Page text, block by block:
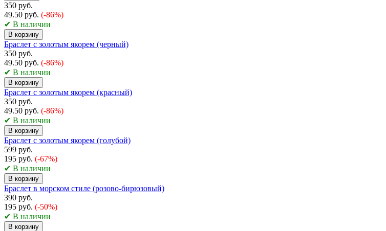
350 руб.
49.50 руб. (-86%)
✔ В наличии
В корзину
Браслет с золотым якорем (черный)
350 руб.
49.50 руб. (-86%)
✔ В наличии
В корзину
Браслет с золотым якорем (красный)
350 руб.
49.50 руб. (-86%)
✔ В наличии
В корзину
Браслет с золотым якорем (голубой)
599 руб.
195 руб. (-67%)
✔ В наличии
В корзину
Браслет в морском стиле (розово-бирюзовый)
390 руб.
195 руб. (-50%)
✔ В наличии
В корзину